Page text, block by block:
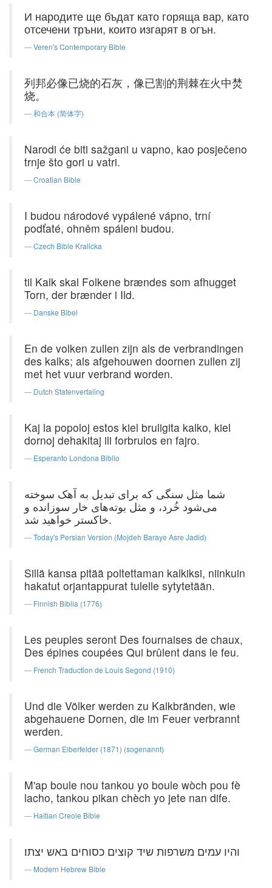
И народите ще бъдат като горяща вар, като
отсечени тръни, които изгарят в огън.
Veren's Contemporary Bible
列邦必像已烧的石灰，像已割的荆棘在火中焚
烧。
和合本 (简体字)
Narodi će biti sažgani u vapno, kao posječeno
trnje što gori u vatri.
Croatian Bible
I budou národové vypálené vápno, trní
podťaté, ohněm spáleni budou.
Czech Bible Kralicka
til Kalk skal Folkene brændes som afhugget
Torn, der brænder i Ild.
Danske Bibel
En de volken zullen zijn als de verbrandingen
des kalks; als afgehouwen doornen zullen zij
met het vuur verbrand worden.
Dutch Statenvertaling
Kaj la popoloj estos kiel bruligita kalko, kiel
dornoj dehakitaj ili forbrulos en fajro.
Esperanto Londona Biblio
شما مثل سنگی که برای تبدیل به آهک سوخته
می‌شود خُرد، و مثل بوته‌های خار سوزانده و
خاکستر خواهید شد.
Today's Persian Version (Mojdeh Baraye Asre Jadid)
Sillä kansa pitää poltettaman kalkiksi, niinkuin
hakatut orjantappurat tulelle sytytetään.
Finnish Biblia (1776)
Les peuples seront Des fournaises de chaux,
Des épines coupées Qui brûlent dans le feu.
French Traduction de Louis Segond (1910)
Und die Völker werden zu Kalkbränden, wie
abgehauene Dornen, die im Feuer verbrannt
werden.
German Elberfelder (1871) (sogenannt)
M'ap boule nou tankou yo boule wòch pou fè
lacho, tankou pikan chèch yo jete nan dife.
Haitian Creole Bible
והיו עמים משרפות שיד קוצים כסוחים באש יצתו׃
Modern Hebrew Bible